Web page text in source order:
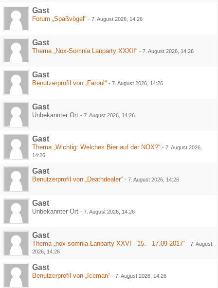
Gast
Forum „Spaßvögel“ - 7. August 2026, 14:26
Gast
Thema „Nox-Somnia Lanparty XXXII“ - 7. August 2026, 14:26
Gast
Benutzerprofil von „Faroul“ - 7. August 2026, 14:26
Gast
Unbekannter Ort - 7. August 2026, 14:26
Gast
Thema „Wichtig: Welches Bier auf der NOX?“ - 7. August 2026,
14:26
Gast
Benutzerprofil von „Deathdealer“ - 7. August 2026, 14:26
Gast
Unbekannter Ort - 7. August 2026, 14:26
Gast
Thema „nox somnia Lanparty XXVI - 15. - 17.09 2017“ - 7. August
2026, 14:26
Gast
Benutzerprofil von „Iceman“ - 7. August 2026, 14:26